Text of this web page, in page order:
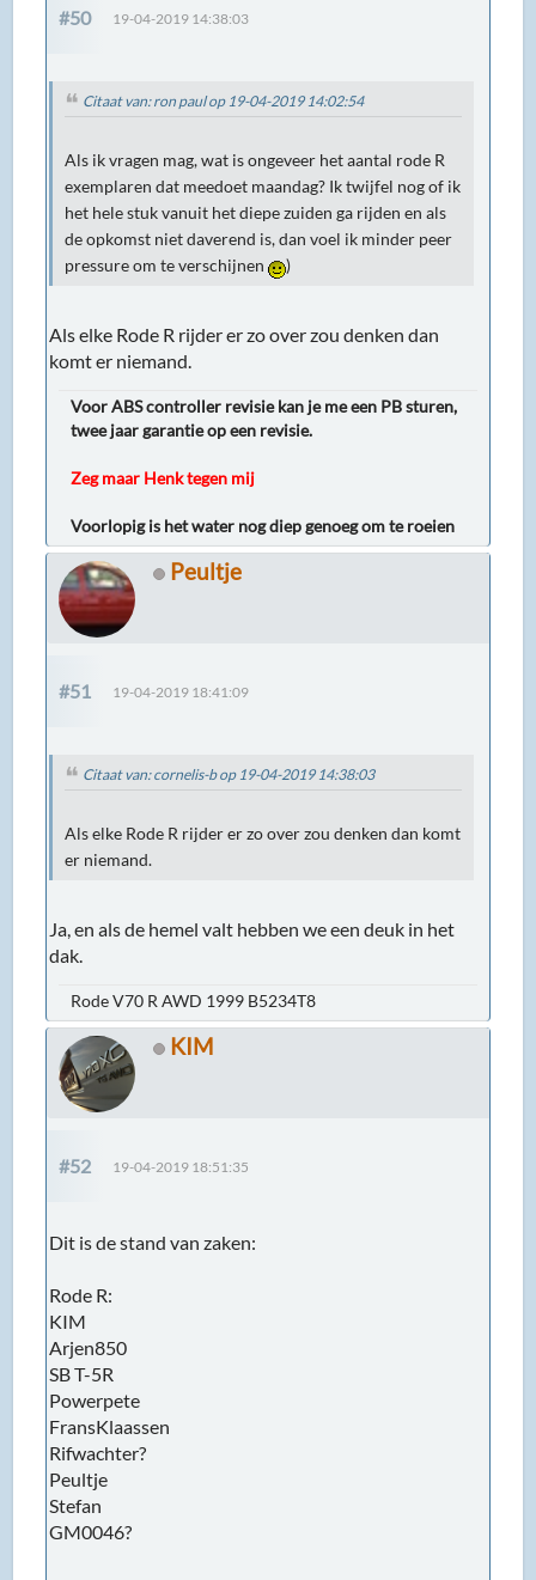
#50 19-04-2019 14:38:03
Citaat van: ron paul op 19-04-2019 14:02:54
Als ik vragen mag, wat is ongeveer het aantal rode R
exemplaren dat meedoet maandag? Ik twijfel nog of ik
het hele stuk vanuit het diepe zuiden ga rijden en als
de opkomst niet daverend is, dan voel ik minder peer
pressure om te verschijnen
)
Als elke Rode R rijder er zo over zou denken dan
komt er niemand.
Voor ABS controller revisie kan je me een PB sturen,
twee jaar garantie op een revisie.
Zeg maar Henk tegen mij
Voorlopig is het water nog diep genoeg om te roeien
Peultje
#51 19-04-2019 18:41:09
Citaat van: cornelis-b op 19-04-2019 14:38:03
Als elke Rode R rijder er zo over zou denken dan komt
er niemand.
Ja, en als de hemel valt hebben we een deuk in het
dak.
Rode V70 R AWD 1999 B5234T8
KIM
#52 19-04-2019 18:51:35
Dit is de stand van zaken:
Rode R:
KIM
Arjen850
SB T-5R
Powerpete
FransKlaassen
Rifwachter?
Peultje
Stefan
GM0046?